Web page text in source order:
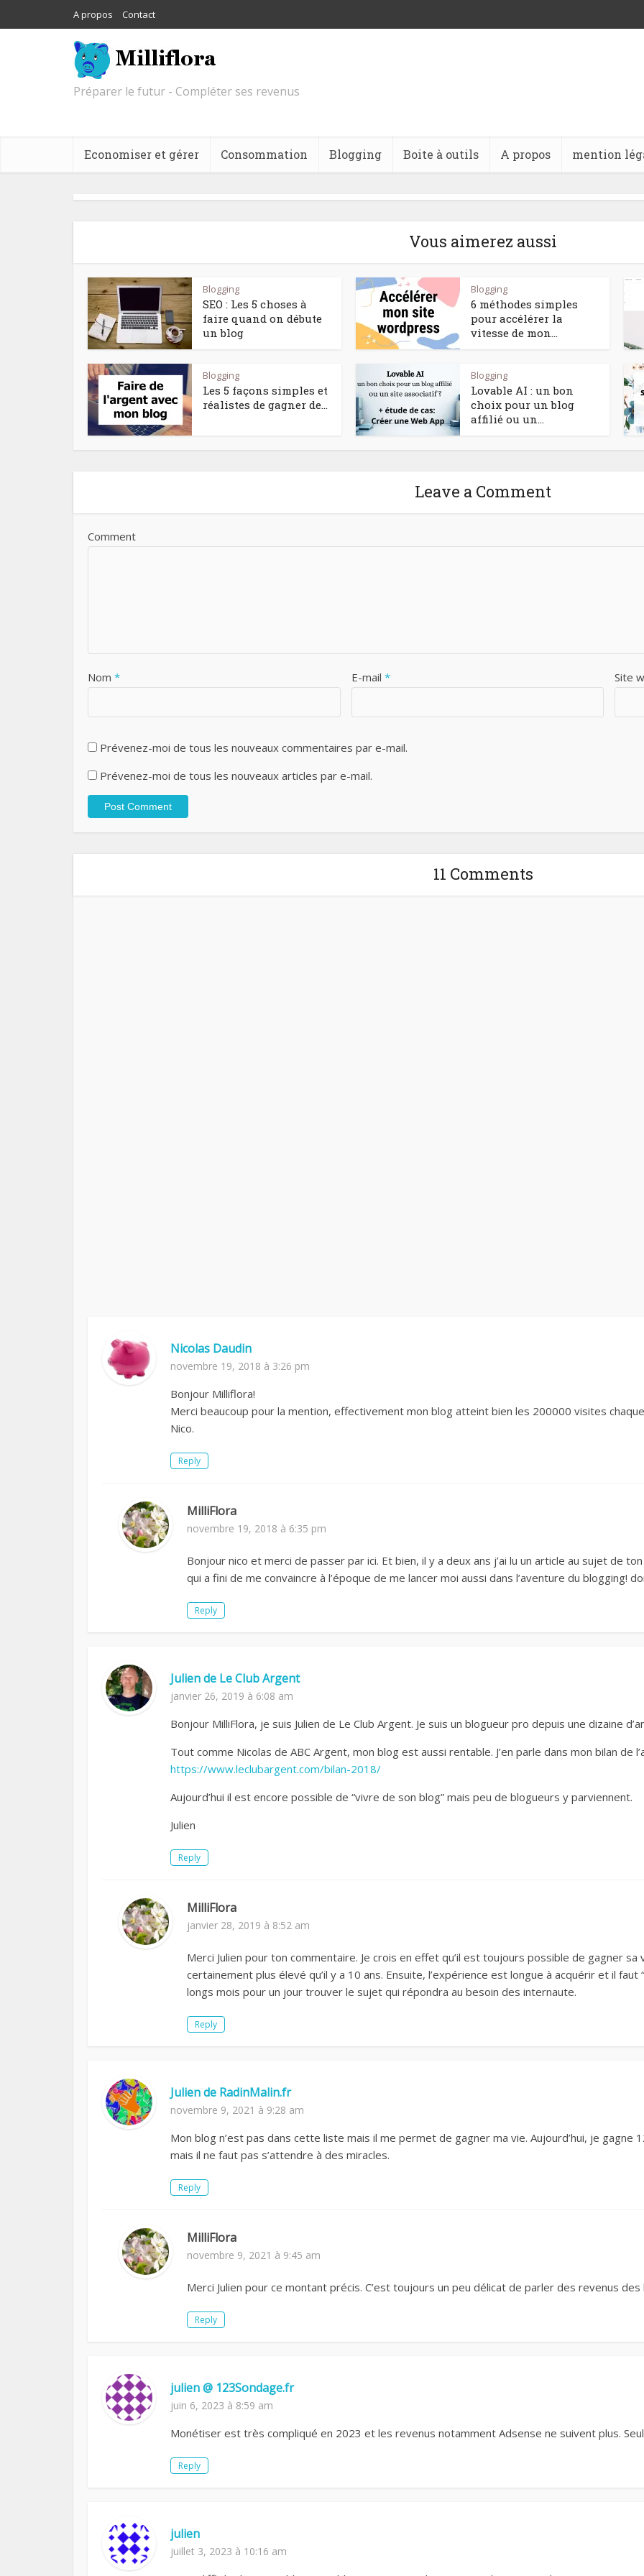
A propos Contact
Préparer le futur - Compléter ses revenus
Economiser et gérer Consommation Blogging Boite à outils A propos mention
Vous aimerez aussi
Blogging
SEO : Les 5 choses à
faire quand on débute
un blog
Blogging
6 méthodes simples
pour accélérer la
vitesse de mon...
Blogging
Les 5 façons simples et
réalistes de gagner de...
Blogging
Lovable AI : un bon
choix pour un blog
affilié ou un...
Leave a Comment
Comment
Nom * E-mail * Site
Prévenez-moi de tous les nouveaux commentaires par e-mail.
Prévenez-moi de tous les nouveaux articles par e-mail.
11 Comments
Nicolas Daudin
novembre 19, 2018 à 3:26 pm
Bonjour Milliflora!
Merci beaucoup pour la mention, effectivement mon blog atteint bien les 200000 visites
Nico.
Reply
MilliFlora
novembre 19, 2018 à 6:35 pm
Bonjour nico et merci de passer par ici. Et bien, il y a deux ans j’ai lu un article au sujet de
qui a fini de me convaincre à l’époque de me lancer moi aussi dans l’aventure du blogging!
Reply
Julien de Le Club Argent
janvier 26, 2019 à 6:08 am
Bonjour MilliFlora, je suis Julien de Le Club Argent. Je suis un blogueur pro depuis une dizaine
Tout comme Nicolas de ABC Argent, mon blog est aussi rentable. J’en parle dans mon bilan de
https://www.leclubargent.com/bilan-2018/
Aujourd’hui il est encore possible de “vivre de son blog” mais peu de blogueurs y parviennent.
Julien
Reply
MilliFlora
janvier 28, 2019 à 8:52 am
Merci Julien pour ton commentaire. Je crois en effet qu’il est toujours possible de gagner
certainement plus élevé qu’il y a 10 ans. Ensuite, l’expérience est longue à acquérir et il
longs mois pour un jour trouver le sujet qui répondra au besoin des internaute.
Reply
Julien de RadinMalin.fr
novembre 9, 2021 à 9:28 am
Mon blog n’est pas dans cette liste mais il me permet de gagner ma vie. Aujourd’hui, je gagne
mais il ne faut pas s’attendre à des miracles.
Reply
MilliFlora
novembre 9, 2021 à 9:45 am
Merci Julien pour ce montant précis. C’est toujours un peu délicat de parler des revenus
Reply
julien @ 123Sondage.fr
juin 6, 2023 à 8:59 am
Monétiser est très compliqué en 2023 et les revenus notamment Adsense ne suivent plus.
Reply
julien
juillet 3, 2023 à 10:16 am